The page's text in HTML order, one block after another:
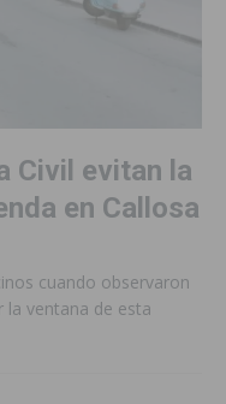
Civil evitan la
en Callosa
cuando observaron
ventana de esta